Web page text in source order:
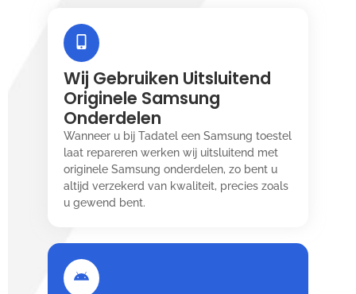
Wij Gebruiken Uitsluitend
Originele Samsung
Onderdelen
Wanneer u bij Tadatel een Samsung toestel
laat repareren werken wij uitsluitend met
originele Samsung onderdelen, zo bent u
altijd verzekerd van kwaliteit, precies zoals
u gewend bent.